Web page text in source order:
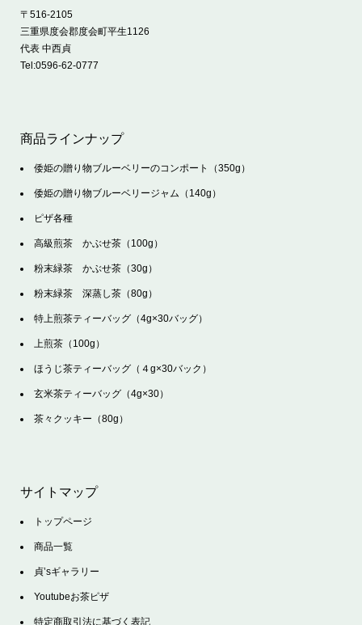
〒516-2105
三重県度会郡度会町平生1126
代表 中西貞
Tel:0596-62-0777
商品ラインナップ
倭姫の贈り物ブルーベリーのコンポート（350g）
倭姫の贈り物ブルーベリージャム（140g）
ピザ各種
高級煎茶 かぶせ茶（100g）
粉末緑茶 かぶせ茶（30g）
粉末緑茶 深蒸し茶（80g）
特上煎茶ティーバッグ（4g×30バッグ）
上煎茶（100g）
ほうじ茶ティーバッグ（４g×30バック）
玄米茶ティーバッグ（4g×30）
茶々クッキー（80g）
サイトマップ
トップページ
商品一覧
貞’sギャラリー
Youtubeお茶ピザ
特定商取引法に基づく表記